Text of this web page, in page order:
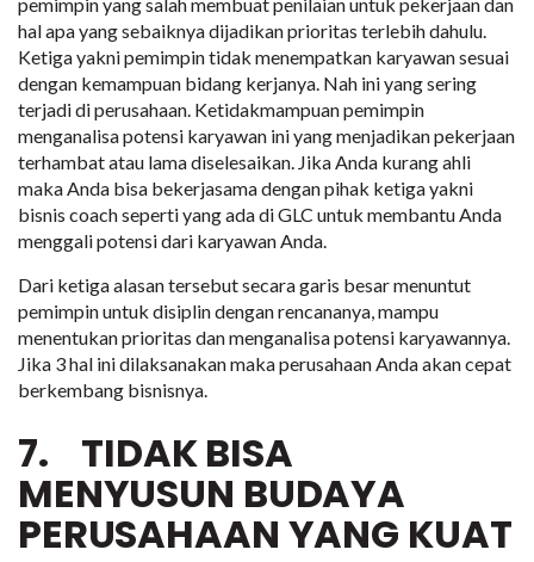
hal apa yang sebaiknya dijadikan prioritas terlebih dahulu.
Ketiga yakni pemimpin tidak menempatkan karyawan sesuai
dengan kemampuan bidang kerjanya. Nah ini yang sering
terjadi di perusahaan. Ketidakmampuan pemimpin
menganalisa potensi karyawan ini yang menjadikan pekerjaan
terhambat atau lama diselesaikan. Jika Anda kurang ahli
maka Anda bisa bekerjasama dengan pihak ketiga yakni
bisnis coach seperti yang ada di GLC untuk membantu Anda
menggali potensi dari karyawan Anda.
Dari ketiga alasan tersebut secara garis besar menuntut
pemimpin untuk disiplin dengan rencananya, mampu
menentukan prioritas dan menganalisa potensi karyawannya.
Jika 3 hal ini dilaksanakan maka perusahaan Anda akan cepat
berkembang bisnisnya.
7. TIDAK BISA
MENYUSUN BUDAYA
PERUSAHAAN YANG KUAT